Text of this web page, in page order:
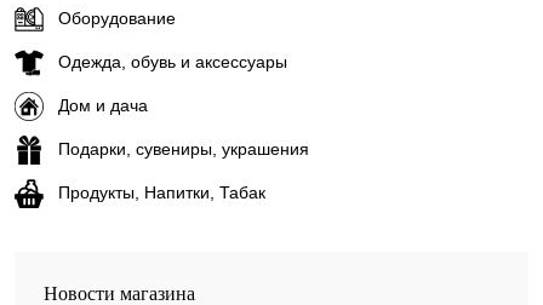
Оборудование
Одежда, обувь и аксессуары
Дом и дача
Подарки, сувениры, украшения
Продукты, Напитки, Табак
Новости магазина